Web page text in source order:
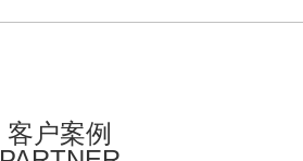
客户案例